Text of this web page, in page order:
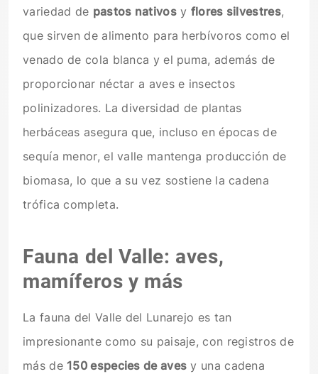
variedad de pastos nativosy flores silvestres,
que sirven de alimento para herbívoros como el
venado de cola blanca y el puma, además de
proporcionar néctar a aves e insectos
polinizadores. La diversidad de plantas
herbáceas asegura que, incluso en épocas de
sequía menor, el valle mantenga producción de
biomasa, lo que a su vez sostiene la cadena
trófica completa.
Fauna del Valle: aves,
mamíferos y más
La fauna del Valle del Lunarejo es tan
impresionante como su paisaje, con registros de
más de 150 especies de aves y una cadena